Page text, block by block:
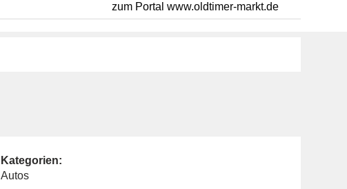
zum Portal www.oldtimer-markt.de
Kategorien:
Autos